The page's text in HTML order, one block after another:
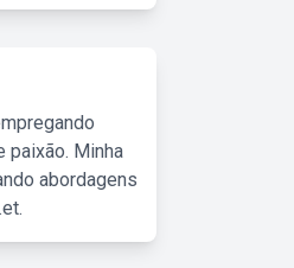
paixão. Minha
abordagens